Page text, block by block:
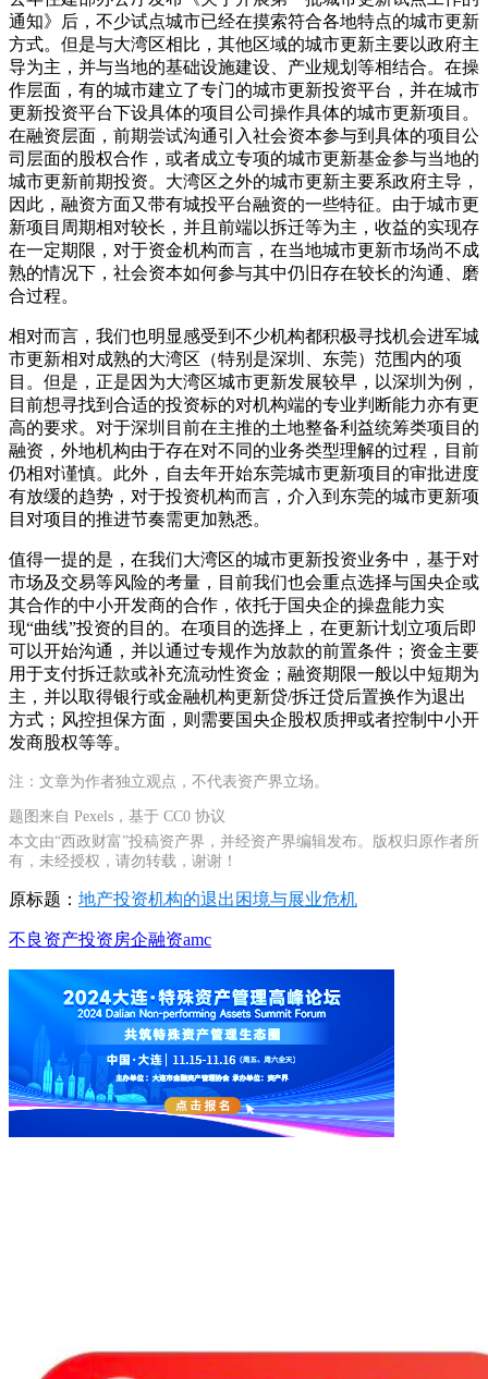
通知》后，不少试点城市已经在摸索符合各地特点的城市更新
方式。但是与大湾区相比，其他区域的城市更新主要以政府主
导为主，并与当地的基础设施建设、产业规划等相结合。在操
作层面，有的城市建立了专门的城市更新投资平台，并在城市
更新投资平台下设具体的项目公司操作具体的城市更新项目。
在融资层面，前期尝试沟通引入社会资本参与到具体的项目公
司层面的股权合作，或者成立专项的城市更新基金参与当地的
城市更新前期投资。大湾区之外的城市更新主要系政府主导，
因此，融资方面又带有城投平台融资的一些特征。由于城市更
新项目周期相对较长，并且前端以拆迁等为主，收益的实现存
在一定期限，对于资金机构而言，在当地城市更新市场尚不成
熟的情况下，社会资本如何参与其中仍旧存在较长的沟通、磨
合过程。
相对而言，我们也明显感受到不少机构都积极寻找机会进军城
市更新相对成熟的大湾区（特别是深圳、东莞）范围内的项
目。但是，正是因为大湾区城市更新发展较早，以深圳为例，
目前想寻找到合适的投资标的对机构端的专业判断能力亦有更
高的要求。对于深圳目前在主推的土地整备利益统筹类项目的
融资，外地机构由于存在对不同的业务类型理解的过程，目前
仍相对谨慎。此外，自去年开始东莞城市更新项目的审批进度
有放缓的趋势，对于投资机构而言，介入到东莞的城市更新项
目对项目的推进节奏需更加熟悉。
值得一提的是，在我们大湾区的城市更新投资业务中，基于对
市场及交易等风险的考量，目前我们也会重点选择与国央企或
其合作的中小开发商的合作，依托于国央企的操盘能力实
现“曲线”投资的目的。在项目的选择上，在更新计划立项后即
可以开始沟通，并以通过专规作为放款的前置条件；资金主要
用于支付拆迁款或补充流动性资金；融资期限一般以中短期为
主，并以取得银行或金融机构更新贷/拆迁贷后置换作为退出
方式；风控担保方面，则需要国央企股权质押或者控制中小开
发商股权等等。
注：文章为作者独立观点，不代表资产界立场。
题图来自 Pexels，基于 CC0 协议
本文由“西政财富”投稿资产界，并经资产界编辑发布。版权归原作者所
有，未经授权，请勿转载，谢谢！
原标题： 地产投资机构的退出困境与展业危机
不良资产投资房企融资amc